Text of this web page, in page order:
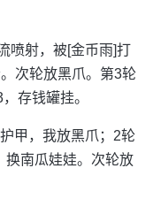
喷射，被[金币雨]打
次轮放黑爪。第3轮
存钱罐挂。
甲，我放黑爪；2轮
换南瓜娃娃。次轮放